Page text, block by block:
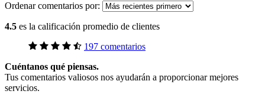
Ordenar comentarios por:
4.5 es la calificación promedio de clientes
197 comentarios
Cuéntanos qué piensas.
Tus comentarios valiosos nos ayudarán a proporcionar mejores
servicios.